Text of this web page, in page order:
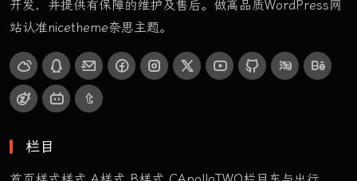
开发，并提供有保障的维护及售后。做高品质WordPress网
站认准nicetheme奈思主题。
栏目